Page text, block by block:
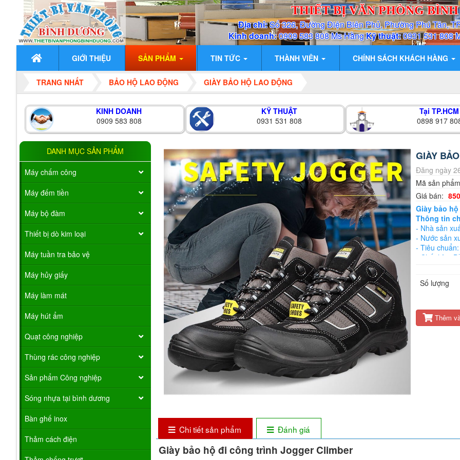
THIẾT BỊ VĂN PHÒNG
Địa chỉ:Số 326, Đường Điện Biên Phủ, Phường Phú Tân,
Kinh doanh:0909 583 808 Ms HằngKỹ thuật:0931 531 808
GIỚI THIỆU SẢN PHẨM TIN TỨC THÀNH VIÊN CHÍNH SÁCH KHÁCH HÀNG
TRANG NHẤT BẢO HỘ LAO ĐỘNG GIÀY BẢO HỘ LAO ĐỘNG
KINH DOANH
0909 583 808
KỸ THUẬT
0931 531 808
Tại TP.HCM
0898 917
GIÀY
Đăng ngày
Mã sản
Giá bán:
Giày bảo
Thông tin
- Nhà sản
- Nước sản
- Tiêu
- Chất liệu:
- Dòng sản
- Công
- Bảo hành:
Số lượng
Thêm
Chi tiết sản phẩm Đánh giá
Giày bảo hộ đi công trình Jogger Climber
DANH MỤC SẢN PHẨM
Máy chấm công
Máy đếm tiền
Máy bộ đàm
Thiết bị dò kim loại
Máy tuần tra bảo vệ
Máy hủy giấy
Máy làm mát
Máy hút ẩm
Quạt công nghiệp
Thùng rác công nghiệp
Sản phẩm Công nghiệp
Sóng nhựa tại bình dương
Bàn ghế inox
Thảm cách điện